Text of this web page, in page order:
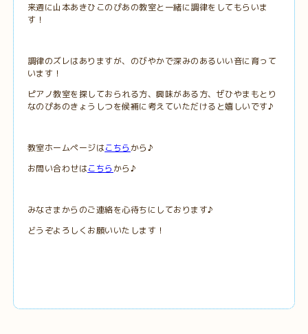
来週に山本あきひこのぴあの教室と一緒に調律をしてもらいま
す！
調律のズレはありますが、のびやかで深みのあるいい音に育って
います！
ピアノ教室を探しておられる方、興味がある方、ぜひやまもとり
なのぴあのきょうしつを候補に考えていただけると嬉しいです♪
教室ホームページはこちら から♪
お問い合わせはこちら から♪
みなさまからのご連絡を心待ちにしております♪
どうぞよろしくお願いいたします！